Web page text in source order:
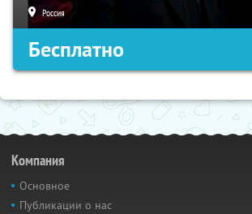
Россия
Бесплатно
Компания
Основное
Публикации о нас